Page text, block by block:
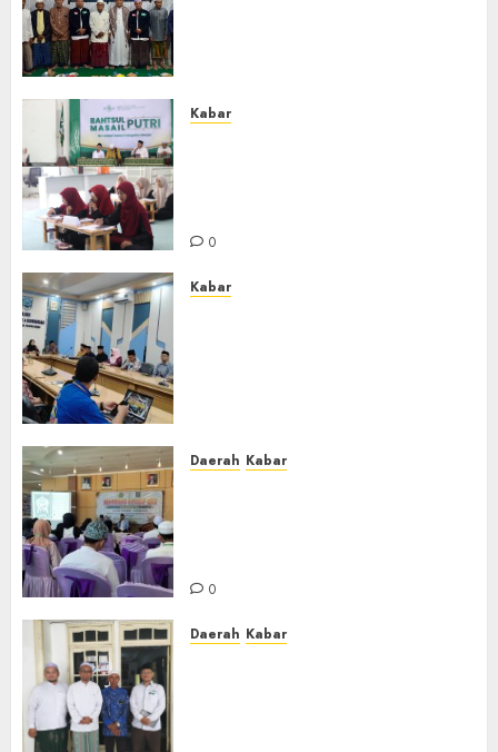
Kabar
0
Kabar
Daerah Kabar
0
Daerah Kabar